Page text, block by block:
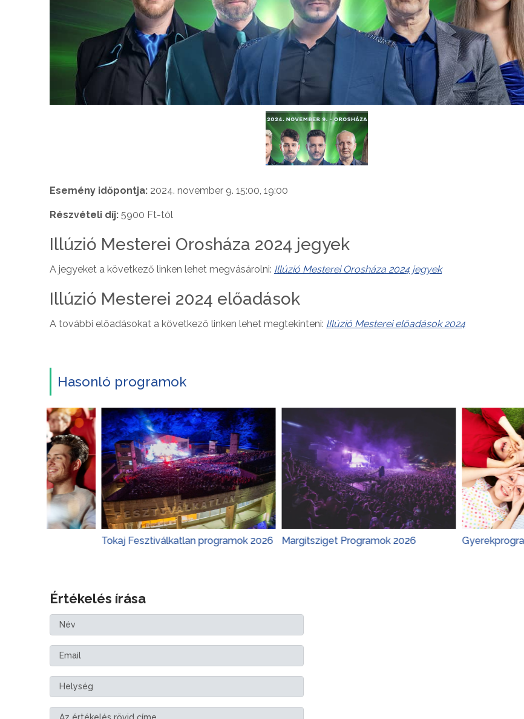
Esemény időpontja: 2024. november 9. 15:00, 19:00
Részvételi díj: 5900 Ft-tól
Illúzió Mesterei Orosháza 2024 jegyek
A jegyeket a következő linken lehet megvásárolni: Illúzió Mesterei Orosháza 2024 jegyek
Illúzió Mesterei 2024 előadások
A további előadásokat a következő linken lehet megtekinteni: lIlúzió Mesterei előadások 2024
Hasonló programok
Tokaj Fesztiválkatlan programok 2026 Margitsziget Programok 2026 Gyerekprogramok 2026
Értékelés írása